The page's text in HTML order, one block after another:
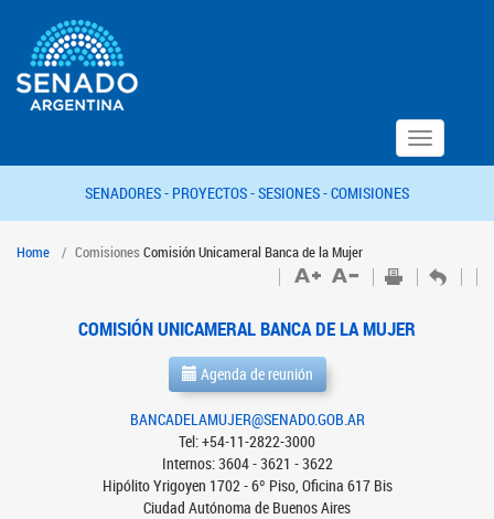
Toggle
navigation
SENADORES - PROYECTOS -SESIONES -COMISIONES
Home Comisiones Comisión Unicameral Banca de la Mujer
COMISIÓN UNICAMERAL BANCA DE LA MUJER
Agenda de reunión
BANCADELAMUJER@SENADO.GOB.AR
Tel: +54-11-2822-3000
Internos: 3604 - 3621 - 3622
Hipólito Yrigoyen 1702 - 6º Piso, Oficina 617 Bis
Ciudad Autónoma de Buenos Aires